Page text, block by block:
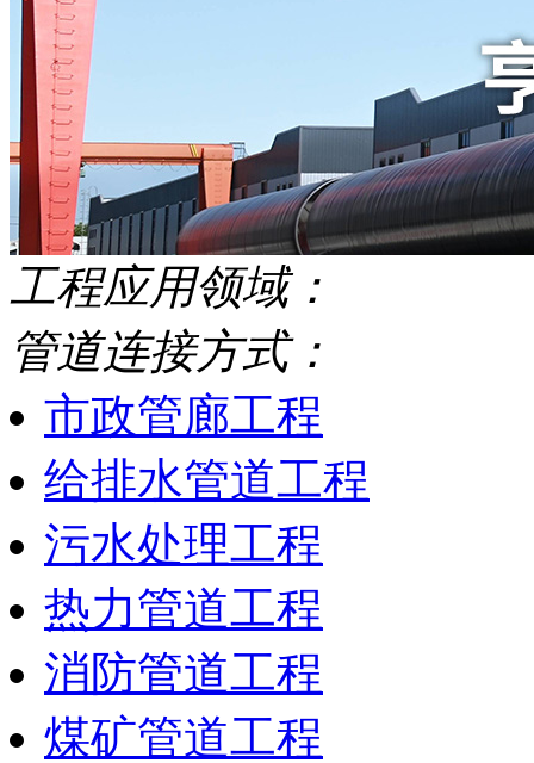
工程应用领域：
管道连接方式：
市政管廊工程
给排水管道工程
污水处理工程
热力管道工程
消防管道工程
煤矿管道工程